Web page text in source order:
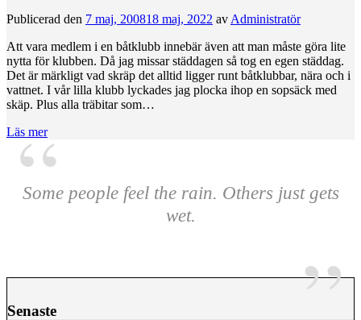
Publicerad den 7 maj, 200818 maj, 2022 av Administratör
Att vara medlem i en båtklubb innebär även att man måste göra lite
nytta för klubben. Då jag missar städdagen så tog en egen städdag.
Det är märkligt vad skräp det alltid ligger runt båtklubbar, nära och i
vattnet. I vår lilla klubb lyckades jag plocka ihop en sopsäck med
skäp. Plus alla träbitar som…
Läs mer
Some people feel the rain. Others just gets
wet.
Senaste